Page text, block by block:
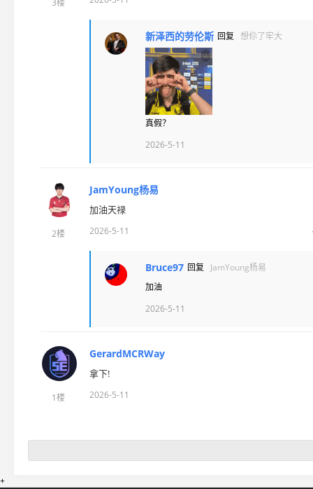
3楼
新泽西的劳伦斯 回复 想伱了牢大
真假？
2026-5-11
2楼
JamYoung杨易
加油天禄
2026-5-11
Bruce97 回复
JamYoung杨易
加油
2026-5-11
1楼
GerardMCRWay
拿下!
2026-5-11
+